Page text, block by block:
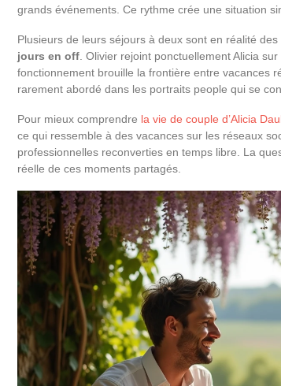
grands événements. Ce rythme crée une situation
Plusieurs de leurs séjours à deux sont en réalité des
jours en off . Olivier rejoint ponctuellement Alicia
fonctionnement brouille la frontière entre vacances
rarement abordé dans les portraits people qui se
Pour mieux comprendre la vie de couple d’Alicia
ce qui ressemble à des vacances sur les réseaux
professionnelles reconverties en temps libre. La
réelle de ces moments partagés.